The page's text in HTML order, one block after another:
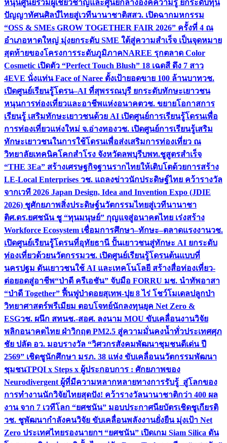
หนุนศูนย์รวมผู้เชี่ยวชาญและศูนย์กลางองค์ความรู้ ยกระดับทุน
ปัญญาทัศนศิลป์ไทยสู่เวทีนานาชาติสสว. เปิดฉากมหกรรม
“OSS & SMEs GROW TOGETHER FAIR 2026” ครั้งที่ 4 ณ
อำเภอหาดใหญ่ มุ่งยกระดับ SME ใต้สู่ความสำเร็จ เป็นจุดหมาย
สุดท้ายของโครงการระดับภูมิภาคNAREE รุกตลาด Color
Cosmetic เปิดตัว “Perfect Touch Blush” 18 เฉดสี ดึง 7 สาว
4EVE นั่งแท่น Face of Naree ตั้งเป้ายอดขาย 100 ล้านบาทวช.
เปิดศูนย์เรียนรู้โดรน–AI ที่สุพรรณบุรี ยกระดับทักษะเยาวชน
หนุนการท่องเที่ยวและอาชีพแห่งอนาคตวช. ขยายโอกาสการ
เรียนรู้ เสริมทักษะเยาวชนด้วย AI เปิดศูนย์การเรียนรู้โดรนเพื่อ
การท่องเที่ยวแห่งใหม่ จ.อ่างทองวช. เปิดศูนย์การเรียนรู้เสริม
ทักษะเยาวชนในการใช้โดรนเพื่อส่งเสริมการท่องเที่ยว ณ
วิทยาลัยเทคนิคโคกสำโรง จังหวัดลพบุรีบพท.ชูสูตรสำเร็จ
“THE 3Ea” สร้างเศรษฐกิจฐานรากไทยให้เติบโตด้วยการสร้าง
LE-Local Enterprises วช. แถลงข่าวนักประดิษฐ์ไทย คว้ารางวัล
จากเวที 2026 Japan Design, Idea and Invention Expo (JDIE
2026) ชูศักยภาพสิ่งประดิษฐ์นวัตกรรมไทยสู่เวทีนานาชา
ติศ.ดร.ยศชนัน ชู “ทุนมนุษย์” กุญแจสู่อนาคตไทย เร่งสร้าง
Workforce Ecosystem เชื่อมการศึกษา–ทักษะ–ตลาดแรงงานวช.
เปิดศูนย์เรียนรู้โดรนที่อุทัยธานี ปั้นเยาวชนสู่ทักษะ AI ยกระดับ
ท่องเที่ยวด้วยนวัตกรรมวช. เปิดศูนย์เรียนรู้โดรนต้นแบบที่
นครปฐม ดันเยาวชนใช้ AI และเทคโนโลยี สร้างสื่อท่องเที่ยว-
ต่อยอดสู่อาชีพ“ป่าดี ครีเอชัน” จับมือ FORRU มช. นำทัพอาสา
“ป่าดี Together” ฟื้นฟูป่าดอยสุเทพ-ปุย 8 ไร่ โชว์โมเดลปลูกป่า
วิทยาศาสตร์พรีเมียม ตอบโจทย์นักลงทุนยุค Net Zero &
ESGวช. ผนึก สทนช.-สอศ. ลงนาม MOU ขับเคลื่อนงานวิจัย
พลิกอนาคตไทย ฝ่าวิกฤต PM2.5 สู่ความมั่นคงน้ำทั่วประเทศศุภ
ชัย ปลัด อว. มอบรางวัล “วิศวกรสังคมพัฒนาชุมชนดีเด่น ปี
2569” เชิดชูนักศึกษา มรภ. 38 แห่ง ขับเคลื่อนนวัตกรรมพัฒนา
ชุมชนTPQI x Steps x ผู้ประกอบการ : ศักยภาพของ
Neurodivergent ผู้ที่มีความหลากหลายทางการรับรู้ สู่โลกของ
การทำงานนักวิจัยไทยสุดปัง! คว้ารางวัลนานาชาติกว่า 400 ผล
งาน จาก 7 เวทีโลก “ยศชนัน” มอบประกาศนียบัตรเชิดชูเกียรติ
วช. ชูพัฒนากำลังคนวิจัย ขับเคลื่อนพลังงานยั่งยืน มุ่งเป้า Net
Zero ประเทศไทยรองนายกฯ “ยศชนัน” เปิดเกม Siam Silica ดัน